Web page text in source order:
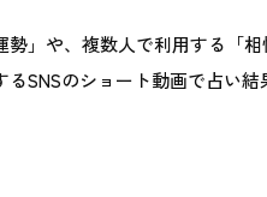
」や、複数人で利用する「
SNSのショート動画で占い結